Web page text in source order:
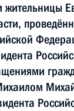
жительницы